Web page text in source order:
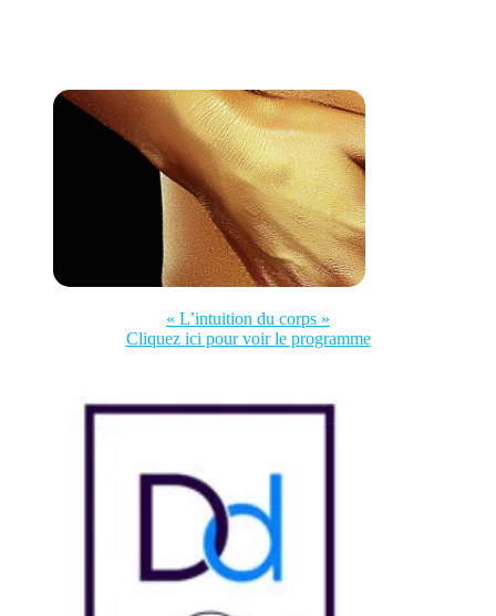
« L’intuition du corps »
Cliquez ici pour voir le programme